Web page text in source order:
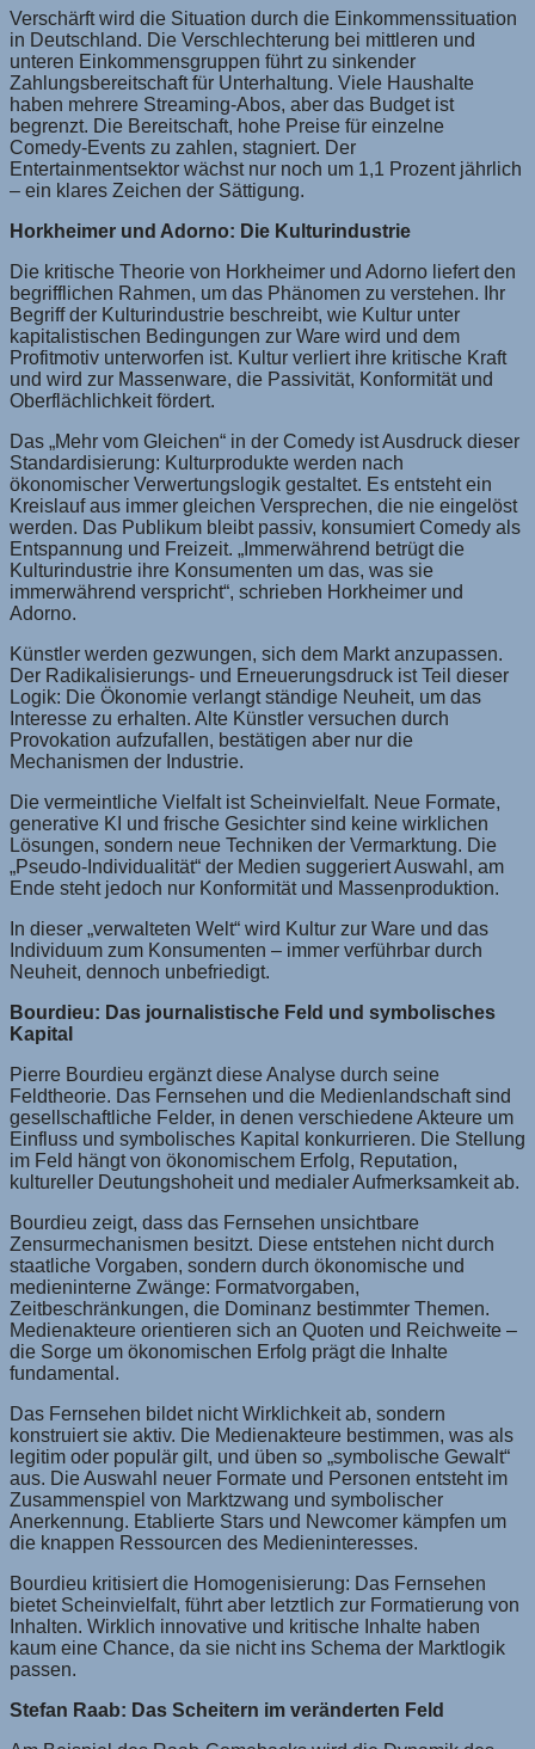
Verschärft wird die Situation durch die Einkommenssituation
in Deutschland. Die Verschlechterung bei mittleren und
unteren Einkommensgruppen führt zu sinkender
Zahlungsbereitschaft für Unterhaltung. Viele Haushalte
haben mehrere Streaming-Abos, aber das Budget ist
begrenzt. Die Bereitschaft, hohe Preise für einzelne
Comedy-Events zu zahlen, stagniert. Der
Entertainmentsektor wächst nur noch um 1,1 Prozent jährlich
– ein klares Zeichen der Sättigung.
Horkheimer und Adorno: Die Kulturindustrie
Die kritische Theorie von Horkheimer und Adorno liefert den
begrifflichen Rahmen, um das Phänomen zu verstehen. Ihr
Begriff der Kulturindustrie beschreibt, wie Kultur unter
kapitalistischen Bedingungen zur Ware wird und dem
Profitmotiv unterworfen ist. Kultur verliert ihre kritische Kraft
und wird zur Massenware, die Passivität, Konformität und
Oberflächlichkeit fördert.
Das „Mehr vom Gleichen“ in der Comedy ist Ausdruck dieser
Standardisierung: Kulturprodukte werden nach
ökonomischer Verwertungslogik gestaltet. Es entsteht ein
Kreislauf aus immer gleichen Versprechen, die nie eingelöst
werden. Das Publikum bleibt passiv, konsumiert Comedy als
Entspannung und Freizeit. „Immerwährend betrügt die
Kulturindustrie ihre Konsumenten um das, was sie
immerwährend verspricht“, schrieben Horkheimer und
Adorno.
Künstler werden gezwungen, sich dem Markt anzupassen.
Der Radikalisierungs- und Erneuerungsdruck ist Teil dieser
Logik: Die Ökonomie verlangt ständige Neuheit, um das
Interesse zu erhalten. Alte Künstler versuchen durch
Provokation aufzufallen, bestätigen aber nur die
Mechanismen der Industrie.
Die vermeintliche Vielfalt ist Scheinvielfalt. Neue Formate,
generative KI und frische Gesichter sind keine wirklichen
Lösungen, sondern neue Techniken der Vermarktung. Die
„Pseudo-Individualität“ der Medien suggeriert Auswahl, am
Ende steht jedoch nur Konformität und Massenproduktion.
In dieser „verwalteten Welt“ wird Kultur zur Ware und das
Individuum zum Konsumenten – immer verführbar durch
Neuheit, dennoch unbefriedigt.
Bourdieu: Das journalistische Feld und symbolisches
Kapital
Pierre Bourdieu ergänzt diese Analyse durch seine
Feldtheorie. Das Fernsehen und die Medienlandschaft sind
gesellschaftliche Felder, in denen verschiedene Akteure um
Einfluss und symbolisches Kapital konkurrieren. Die Stellung
im Feld hängt von ökonomischem Erfolg, Reputation,
kultureller Deutungshoheit und medialer Aufmerksamkeit ab.
Bourdieu zeigt, dass das Fernsehen unsichtbare
Zensurmechanismen besitzt. Diese entstehen nicht durch
staatliche Vorgaben, sondern durch ökonomische und
medieninterne Zwänge: Formatvorgaben,
Zeitbeschränkungen, die Dominanz bestimmter Themen.
Medienakteure orientieren sich an Quoten und Reichweite –
die Sorge um ökonomischen Erfolg prägt die Inhalte
fundamental.
Das Fernsehen bildet nicht Wirklichkeit ab, sondern
konstruiert sie aktiv. Die Medienakteure bestimmen, was als
legitim oder populär gilt, und üben so „symbolische Gewalt“
aus. Die Auswahl neuer Formate und Personen entsteht im
Zusammenspiel von Marktzwang und symbolischer
Anerkennung. Etablierte Stars und Newcomer kämpfen um
die knappen Ressourcen des Medieninteresses.
Bourdieu kritisiert die Homogenisierung: Das Fernsehen
bietet Scheinvielfalt, führt aber letztlich zur Formatierung von
Inhalten. Wirklich innovative und kritische Inhalte haben
kaum eine Chance, da sie nicht ins Schema der Marktlogik
passen.
Stefan Raab: Das Scheitern im veränderten Feld